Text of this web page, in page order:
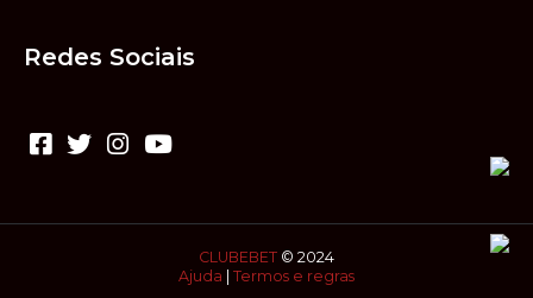
não o faça sem precauções e sem possuir a devida
poderão causar danos. Consultai por isso sempre um
(médium) conhecedor, quando se trata de fazer trabalhos
Redes Sociais
CLUBEBET © 2024
Ajuda
Termos e regras